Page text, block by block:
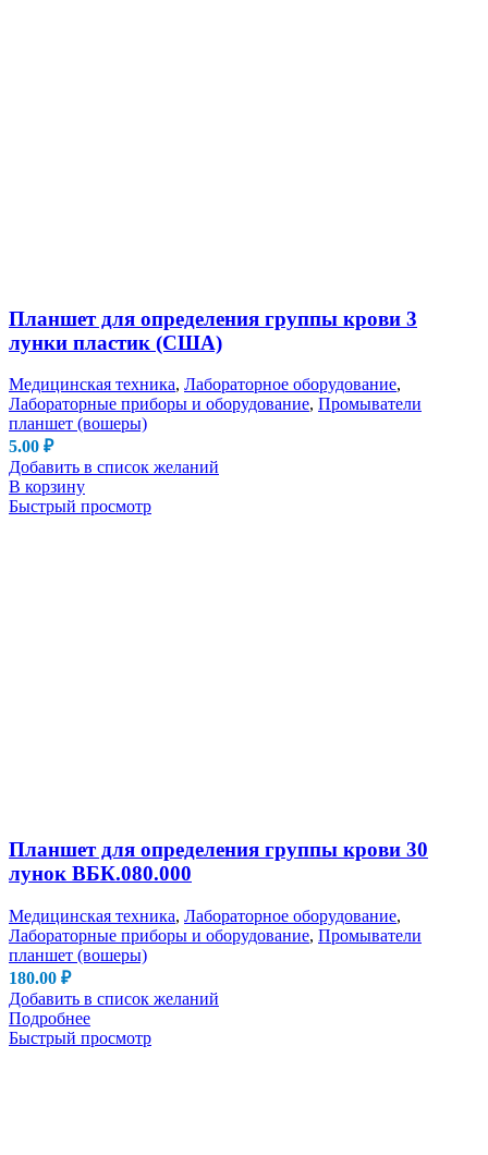
Планшет для определения группы крови 3
лунки пластик (США)
Медицинская техника, Лабораторное оборудование,
Лабораторные приборы и оборудование, Промыватели
планшет (вошеры)
5.00 ₽
Добавить в список желаний
В корзину
Быстрый просмотр
Планшет для определения группы крови 30
лунок ВБК.080.000
Медицинская техника, Лабораторное оборудование,
Лабораторные приборы и оборудование, Промыватели
планшет (вошеры)
180.00 ₽
Добавить в список желаний
Подробнее
Быстрый просмотр